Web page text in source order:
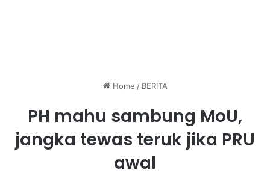
Home / BERITA
PH mahu sambung MoU,
jangka tewas teruk jika PRU
awal